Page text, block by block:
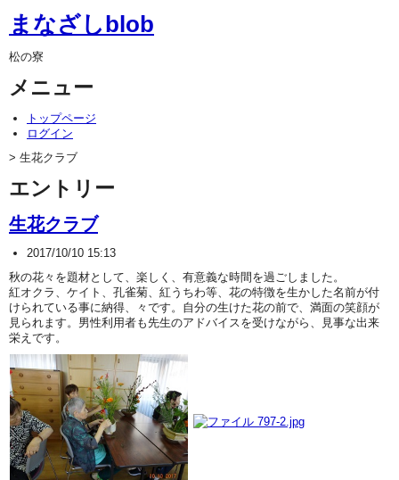
まなざしblob
松の寮
メニュー
トップページ
ログイン
> 生花クラブ
エントリー
生花クラブ
2017/10/10 15:13
秋の花々を題材として、楽しく、有意義な時間を過ごしました。
紅オクラ、ケイト、孔雀菊、紅うちわ等、花の特徴を生かした名前が付
けられている事に納得、々です。自分の生けた花の前で、満面の笑顔が
見られます。男性利用者も先生のアドバイスを受けながら、見事な出来
栄えです。